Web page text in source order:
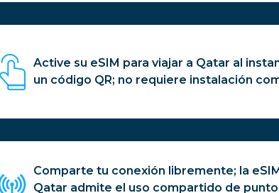
Active su eSIM para viajar a Qatar al
un código QR; no requiere instalación
Comparte tu conexión libremente; la
Qatar admite el uso compartido de